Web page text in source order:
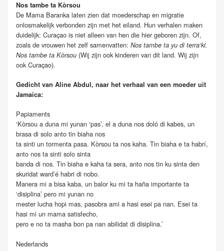
Nos tambe ta Kòrsou
De Mama Baranka laten zien dat moederschap en migratie
onlosmakelijk verbonden zijn met het eiland. Hun verhalen maken
duidelijk: Curaçao is niet alleen van hen die hier geboren zijn. Of,
zoals de vrouwen het zelf samenvatten: Nos tambe ta yu di terra‘ki.
Nos tambe ta Kòrsou (Wij zijn ook kinderen van dit land. Wij zijn
ook Curaçao).
Gedicht van Aline Abdul, naar het verhaal van een moeder uit
Jamaica:
Papiaments
‘Kòrsou a duna mi yunan ‘pas’, el a duna nos doló di kabes, un
brasa di solo anto tin biaha nos
ta sinti un tormenta pasa. Kòrsou ta nos kaha. Tin biaha e ta habrí,
anto nos ta sinti solo sinta
banda di nos. Tin biaha e kaha ta sera, anto nos tin ku sinta den
skuridat ward’é habri di nobo.
Manera mi a bisa kaba, un balor ku mi ta haña importante ta
‘disiplina’ pero mi yunan no
mester lucha hopi mas, pasobra ami a hasi esei pa nan. Esei ta
hasi mi un mama satisfecho,
pero e no ta masha bon pa nan abilidat di disiplina.’
Nederlands